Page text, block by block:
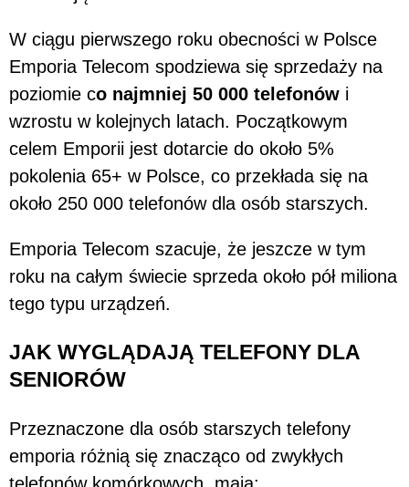
W ciągu pierwszego roku obecności w Polsce
Emporia Telecom spodziewa się sprzedaży na
poziomie co najmniej 50 000 telefonów i
wzrostu w kolejnych latach. Początkowym
celem Emporii jest dotarcie do około 5%
pokolenia 65+ w Polsce, co przekłada się na
około 250 000 telefonów dla osób starszych.
Emporia Telecom szacuje, że jeszcze w tym
roku na całym świecie sprzeda około pół miliona
tego typu urządzeń.
JAK WYGLĄDAJĄ TELEFONY DLA
SENIORÓW
Przeznaczone dla osób starszych telefony
emporia różnią się znacząco od zwykłych
telefonów komórkowych, mają: